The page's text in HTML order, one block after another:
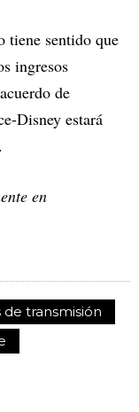
tiene sentido que
ingresos
de
Disney estará
en
transmisión